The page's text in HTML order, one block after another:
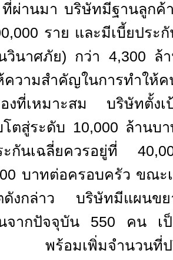
ผ่านมา บริษัทมีฐานลูกค้
,000 ราย และมีเบี้ยประ
วินาศภัย) กว่า 4,300 ล้
ความสำคัญในการทำให้ค
งที่เหมาะสม บริษัทตั้งเ
โตสู่ระดับ 10,000 ล้านบ
ะกันเฉลี่ยควรอยู่ที่
บาทต่อครอบครัว ขณะ
ดังกล่าว บริษัทมีแผนขย
จากปัจจุบัน 550 คน เ
พร้อมเพิ่มจำนวนที่ปรึ